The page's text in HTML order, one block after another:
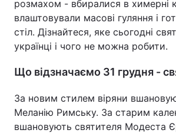
розмахом - вбиралися в химерні
влаштовували масові гуляння і
стіл. Дізнайтеся, яке сьогодні
українці і чого не можна робити.
Що відзначаємо 31 грудня -
За новим стилем віряни
Меланію Римську. За старим
вшановують святителя Модеста